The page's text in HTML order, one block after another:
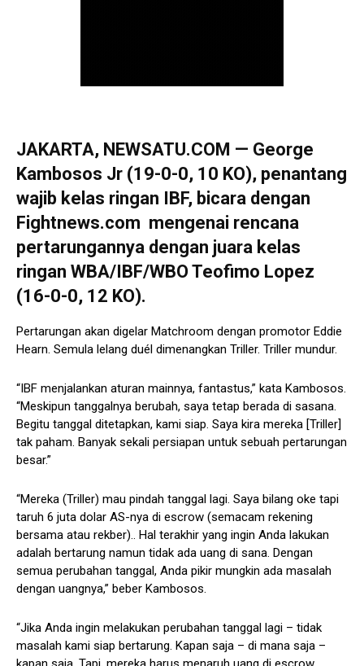
JAKARTA, NEWSATU.COM — George
Kambosos Jr (19-0-0, 10 KO), penantang
wajib kelas ringan IBF, bicara dengan
Fightnews.com mengenai rencana
pertarungannya dengan juara kelas
ringan WBA/IBF/WBO Teofimo Lopez
(16-0-0, 12 KO).
Pertarungan akan digelar Matchroom dengan promotor Eddie
Hearn. Semula lelang duél dimenangkan Triller. Triller mundur.
“IBF menjalankan aturan mainnya, fantastus,” kata Kambosos.
“Meskipun tanggalnya berubah, saya tetap berada di sasana.
Begitu tanggal ditetapkan, kami siap. Saya kira mereka [Triller]
tak paham. Banyak sekali persiapan untuk sebuah pertarungan
besar.”
“Mereka (Triller) mau pindah tanggal lagi. Saya bilang oke tapi
taruh 6 juta dolar AS-nya di escrow (semacam rekening
bersama atau rekber).. Hal terakhir yang ingin Anda lakukan
adalah bertarung namun tidak ada uang di sana. Dengan
semua perubahan tanggal, Anda pikir mungkin ada masalah
dengan uangnya,” beber Kambosos.
“Jika Anda ingin melakukan perubahan tanggal lagi – tidak
masalah kami siap bertarung. Kapan saja – di mana saja –